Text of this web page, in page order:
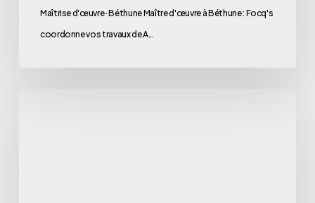
Maîtrise d'œuvre · Béthune Maître d'œuvre à Béthune : Focq's
coordonne vos travaux de A…